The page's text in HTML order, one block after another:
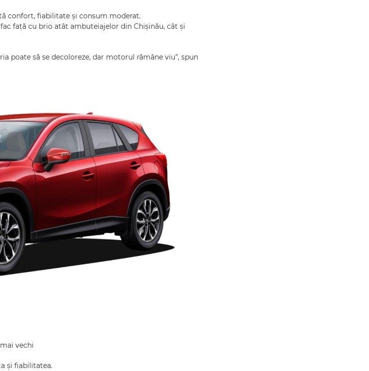
confort, fiabilitate și consum moderat.
față cu brio atât ambuteiajelor din Chișinău, cât și
poate să se decoloreze, dar motorul rămâne viu”, spun
vechi
și fiabilitatea.